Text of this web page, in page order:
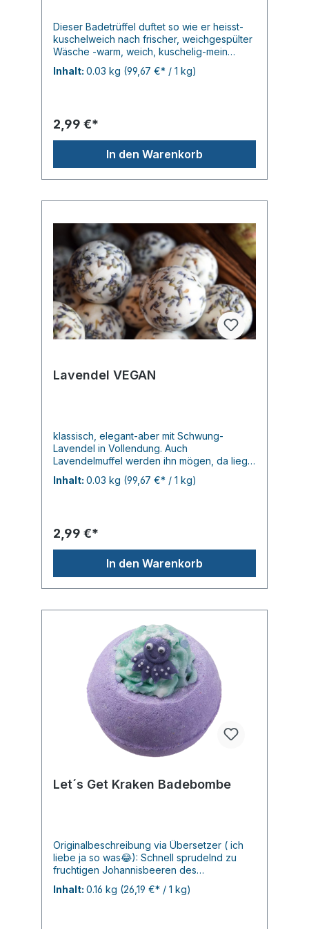
Dieser Badetrüffel duftet so wie er heisst-
kuschelweich nach frischer, weichgespülter
Wäsche -warm, weich, kuschelig-mein
derzeitiger Lieblingsbadepartner... je 30gr.
Inhalt: 0.03 kg (99,67 €* / 1 kg)
2,99 €*
In den Warenkorb
Lavendel VEGAN
klassisch, elegant-aber mit Schwung-
Lavendel in Vollendung. Auch
Lavendelmuffel werden ihn mögen, da liegt
man nie daneben... je 30gr.
Inhalt: 0.03 kg (99,67 €* / 1 kg)
2,99 €*
In den Warenkorb
Let´s Get Kraken Badebombe
Originalbeschreibung via Übersetzer ( ich
liebe ja so was😂): Schnell sprudelnd zu
fruchtigen Johannisbeeren des
Meeres! Diese mit schwarzen
Johannisbeeren gefüllte Bombe tröstet
Inhalt: 0.16 kg (26,19 €* / 1 kg)